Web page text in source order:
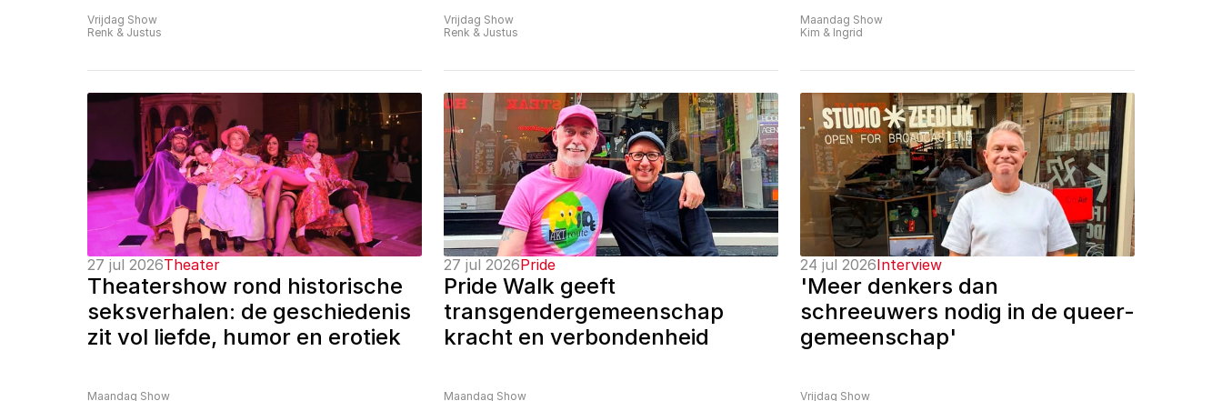
Vrijdag Show
Renk & Justus
Vrijdag Show
Renk & Justus
Maandag Show
Kim & Ingrid
27 jul 2026Theater
Theatershow rond historische
seksverhalen: de geschiedenis
zit vol liefde, humor en erotiek
Maandag Show
27 jul 2026Pride
Pride Walk geeft
transgendergemeenschap
kracht en verbondenheid
Maandag Show
24 jul 2026Interview
'Meer denkers dan
schreeuwers nodig in de queer-
gemeenschap'
Vrijdag Show